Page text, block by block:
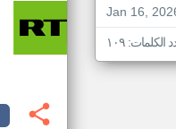
Jan 16,
الكلمات: ١٠٩